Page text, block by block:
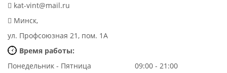
kat-vint@mail.ru
Минск,
ул. Профсоюзная 21, пом. 1А
Время работы:
Понедельник - Пятница
09:00 - 21:00